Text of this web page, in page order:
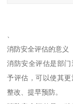
消防安全评估的意义
消防安全评估是部
予评估，可以使其
整改、提早预防。